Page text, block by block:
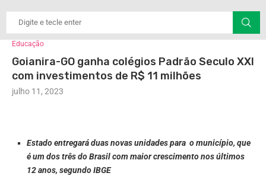
Educação
Goianira-GO ganha colégios Padrão Seculo XXI
com investimentos de R$ 11 milhões
julho 11, 2023
Estado entregará duas novas unidades para o município, que
é um dos três do Brasil com maior crescimento nos últimos
12 anos, segundo IBGE